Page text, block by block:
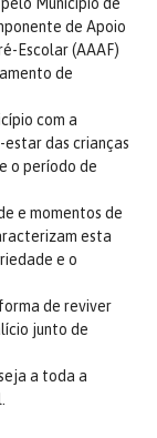
de Apoio
Escolar (AAAF)
de
com a
das crianças
o período de
e momentos de
esta
e o
de reviver
junto de
a toda a